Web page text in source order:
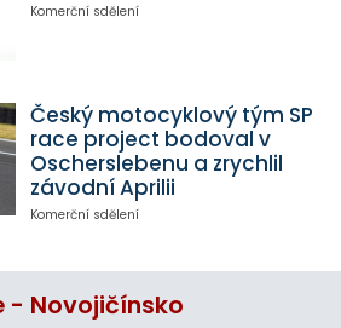
Komerční sdělení
Český motocyklový tým SP
race project bodoval v
Oscherslebenu a zrychlil
závodní Aprilii
Komerční sdělení
- Novojičínsko